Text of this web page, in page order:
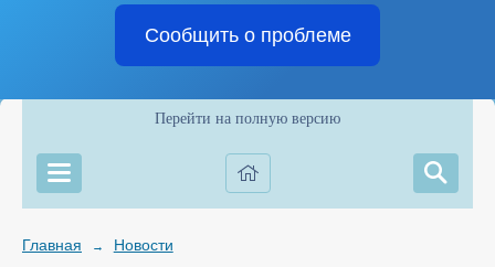
Сообщить о проблеме
Перейти на полную версию
Главная → Новости